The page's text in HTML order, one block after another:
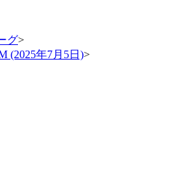
グ>
(2025年7月5日)>